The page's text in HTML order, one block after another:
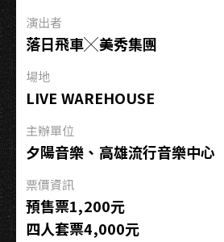
場
演出者
落日飛車╳美秀集團
場地
LIVE WAREHOUSE
主辦單位
夕陽音樂、高雄流行音樂中心
票價資訊
預售票1,200元
四人套票4,000元